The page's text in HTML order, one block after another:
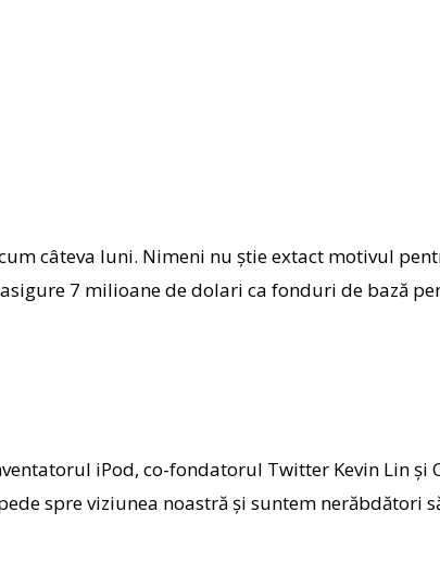
câteva luni. Nimeni nu știe extact motivul
7 milioane de dolari ca fonduri de bază
iPod, co-fondatorul Twitter Kevin Lin și
spre viziunea noastră și suntem nerăbdători